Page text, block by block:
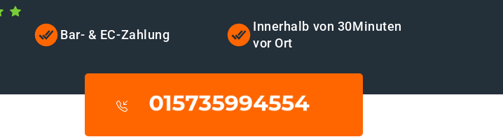
Bar- & EC-Zahlung
Innerhalb von 30Minuten
vor Ort